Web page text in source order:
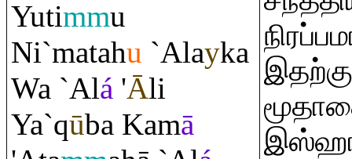
Yutimmu
Ni`matahu `Alayka
Wa `Alá 'Āli
Ya`qūba Kamā